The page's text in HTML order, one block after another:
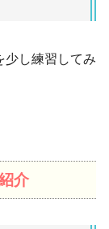
少し練習してみ
介